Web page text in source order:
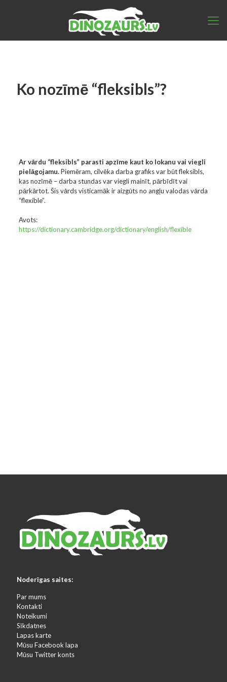
Ko nozīmē “fleksibls”?
Ar vārdu “fleksibls” parasti apzīme kaut ko lokanu vai viegli
pielāgojamu.Piemēram, cilvēka darba grafiks var būt fleksibls,
kas nozīmē – darba stundas var viegli mainīt, pārbīdīt vai
pārkārtot. Šis vārds visticamāk ir aizgūts no angļu valodas vārda
“flexible”.
Avots:
https://dictionary.cambridge.org/dictionary/english/flexible
Noderīgas saites:
Par mums
Kontakti
Noteikumi
Sīkdatnes
Lapas karte
Mūsu Facebook lapa
Mūsu Twitter konts